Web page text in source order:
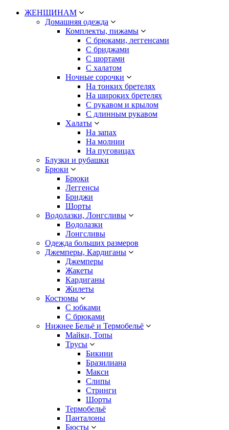
ЖЕНЩИНАМ
Домашняя одежда
Комплекты, пижамы
С брюками, леггенсами
С бриджами
С шортами
С халатом
Ночные сорочки
На тонких бретелях
На широких бретелях
С рукавом и крылом
С длинным рукавом
Халаты
На запах
На молнии
На пуговицах
Блузки и рубашки
Брюки
Брюки
Леггенсы
Бриджи
Шорты
Водолазки, Лонгсливы
Водолазки
Лонгсливы
Одежда больших размеров
Джемперы, Кардиганы
Джемперы
Жакеты
Кардиганы
Жилеты
Костюмы
С юбками
С брюками
Нижнее Бельё и Термобельё
Майки, Топы
Трусы
Бикини
Бразилиана
Макси
Слипы
Стринги
Шорты
Термобельё
Панталоны
Бюсты